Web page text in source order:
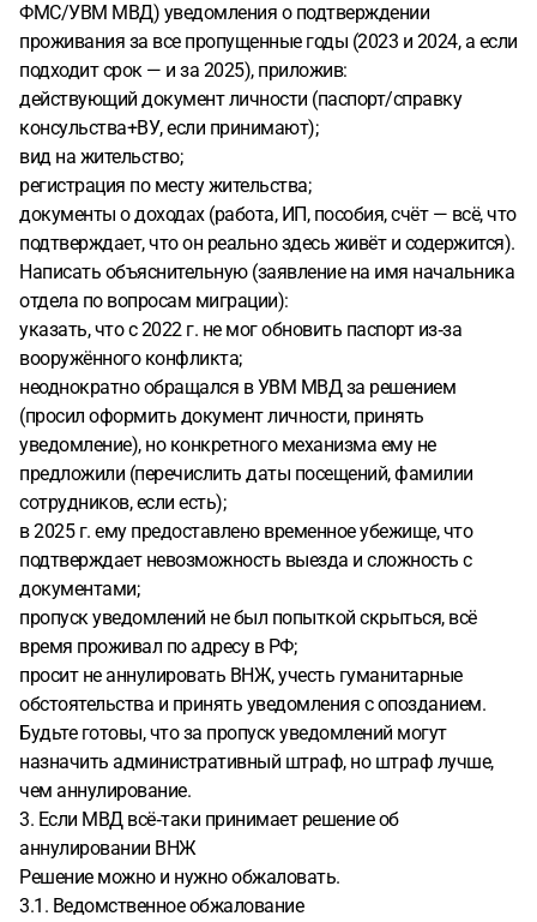
ФМС/УВМ МВД) уведомления о подтверждении
проживания за все пропущенные годы (2023 и 2024, а если
подходит срок — и за 2025), приложив:
действующий документ личности (паспорт/справку
консульства+ВУ, если принимают);
вид на жительство;
регистрация по месту жительства;
документы о доходах (работа, ИП, пособия, счёт — всё, что
подтверждает, что он реально здесь живёт и содержится).
Написать объяснительную (заявление на имя начальника
отдела по вопросам миграции):
указать, что с 2022 г. не мог обновить паспорт из‑за
вооружённого конфликта;
неоднократно обращался в УВМ МВД за решением
(просил оформить документ личности, принять
уведомление), но конкретного механизма ему не
предложили (перечислить даты посещений, фамилии
сотрудников, если есть);
в 2025 г. ему предоставлено временное убежище, что
подтверждает невозможность выезда и сложность с
документами;
пропуск уведомлений не был попыткой скрыться, всё
время проживал по адресу в РФ;
просит не аннулировать ВНЖ, учесть гуманитарные
обстоятельства и принять уведомления с опозданием.
Будьте готовы, что за пропуск уведомлений могут
назначить административный штраф, но штраф лучше,
чем аннулирование.
3. Если МВД всё‑таки принимает решение об
аннулировании ВНЖ
Решение можно и нужно обжаловать.
3.1. Ведомственное обжалование